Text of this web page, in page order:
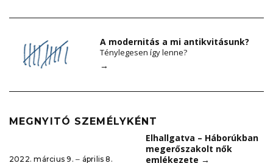
A modernitás a mi antikvitásunk?
Ténylegesen így lenne?
→
MEGNYITÓ SZEMÉLYKÉNT
2022. március 9. ‒ április 8.
Elhallgatva – Háborúkban
megerőszakolt nők
emlékezete →